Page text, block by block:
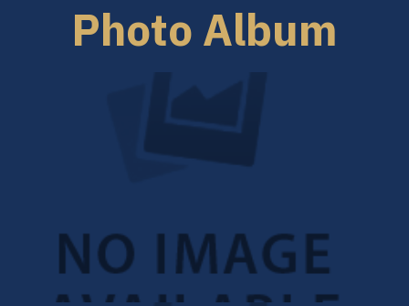
Photo Album